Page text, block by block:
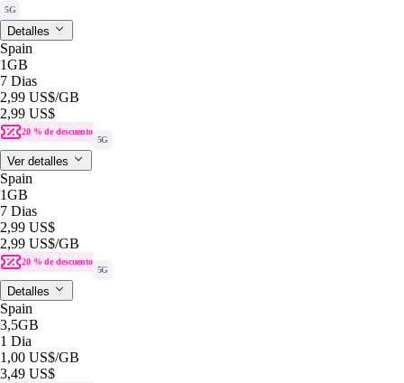
5G
Detalles
Spain
1GB
7 Dias
2,99 US$/GB
2,99 US$
20 % de descuento
5G
Ver detalles
Spain
1GB
7 Dias
2,99 US$
2,99 US$/GB
20 % de descuento
5G
Detalles
Spain
3,5GB
1 Dia
1,00 US$/GB
3,49 US$